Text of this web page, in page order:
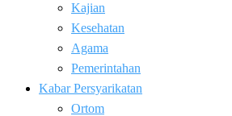
Kajian
Kesehatan
Agama
Pemerintahan
Kabar Persyarikatan
Ortom